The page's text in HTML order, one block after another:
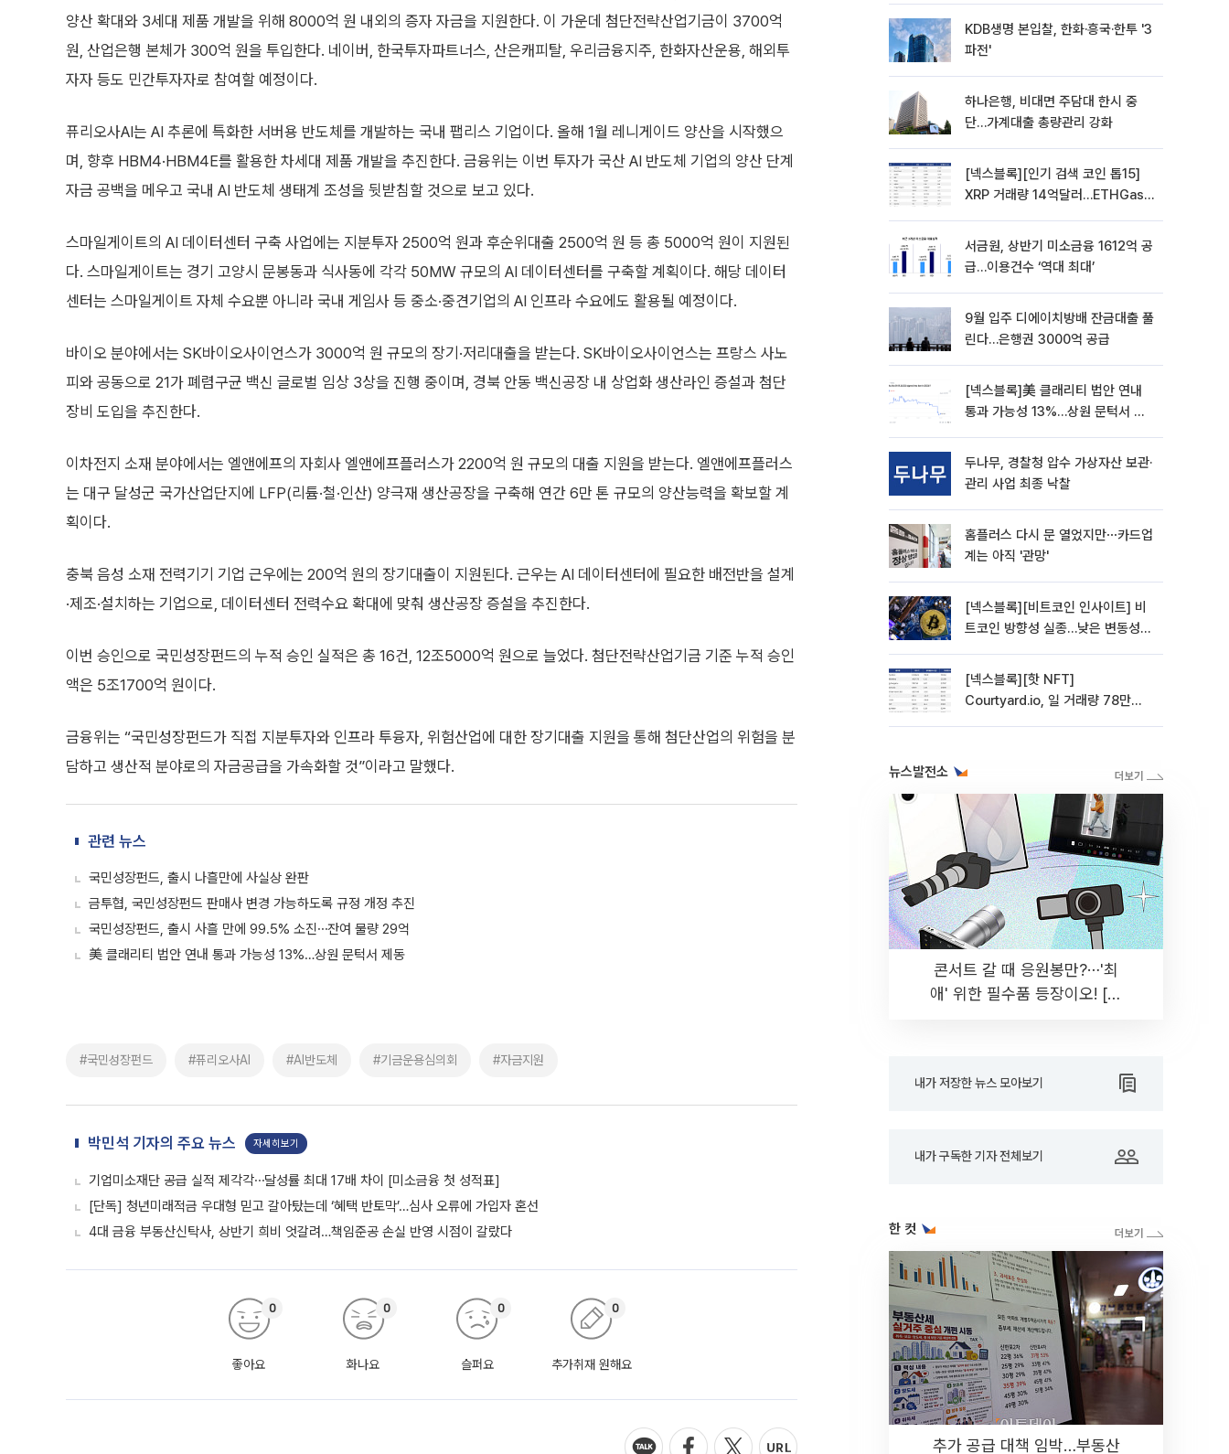
양산 확대와 3세대 제품 개발을 위해 8000억 원 내외의 증자 자금을 지원한다. 이 가운데 첨단전략산업기금이 3700억
원, 산업은행 본체가 300억 원을 투입한다. 네이버, 한국투자파트너스, 산은캐피탈, 우리금융지주, 한화자산운용, 해외투
자자 등도 민간투자자로 참여할 예정이다.
퓨리오사AI는 AI 추론에 특화한 서버용 반도체를 개발하는 국내 팹리스 기업이다. 올해 1월 레니게이드 양산을 시작했으
며, 향후 HBM4·HBM4E를 활용한 차세대 제품 개발을 추진한다. 금융위는 이번 투자가 국산 AI 반도체 기업의 양산 단계
자금 공백을 메우고 국내 AI 반도체 생태계 조성을 뒷받침할 것으로 보고 있다.
스마일게이트의 AI 데이터센터 구축 사업에는 지분투자 2500억 원과 후순위대출 2500억 원 등 총 5000억 원이 지원된
다. 스마일게이트는 경기 고양시 문봉동과 식사동에 각각 50MW 규모의 AI 데이터센터를 구축할 계획이다. 해당 데이터
센터는 스마일게이트 자체 수요뿐 아니라 국내 게임사 등 중소·중견기업의 AI 인프라 수요에도 활용될 예정이다.
바이오 분야에서는 SK바이오사이언스가 3000억 원 규모의 장기·저리대출을 받는다. SK바이오사이언스는 프랑스 사노
피와 공동으로 21가 폐렴구균 백신 글로벌 임상 3상을 진행 중이며, 경북 안동 백신공장 내 상업화 생산라인 증설과 첨단
장비 도입을 추진한다.
이차전지 소재 분야에서는 엘앤에프의 자회사 엘앤에프플러스가 2200억 원 규모의 대출 지원을 받는다. 엘앤에프플러스
는 대구 달성군 국가산업단지에 LFP(리튬·철·인산) 양극재 생산공장을 구축해 연간 6만 톤 규모의 양산능력을 확보할 계
획이다.
충북 음성 소재 전력기기 기업 근우에는 200억 원의 장기대출이 지원된다. 근우는 AI 데이터센터에 필요한 배전반을 설계
·제조·설치하는 기업으로, 데이터센터 전력수요 확대에 맞춰 생산공장 증설을 추진한다.
이번 승인으로 국민성장펀드의 누적 승인 실적은 총 16건, 12조5000억 원으로 늘었다. 첨단전략산업기금 기준 누적 승인
액은 5조1700억 원이다.
금융위는 “국민성장펀드가 직접 지분투자와 인프라 투융자, 위험산업에 대한 장기대출 지원을 통해 첨단산업의 위험을 분
담하고 생산적 분야로의 자금공급을 가속화할 것”이라고 말했다.
관련 뉴스
국민성장펀드, 출시 나흘만에 사실상 완판
금투협, 국민성장펀드 판매사 변경 가능하도록 규정 개정 추진
국민성장펀드, 출시 사흘 만에 99.5% 소진⋯잔여 물량 29억
美 클래리티 법안 연내 통과 가능성 13%…상원 문턱서 제동
#국민성장펀드 #퓨리오사AI #AI반도체 #기금운용심의회 #자금지원
박민석 기자의 주요 뉴스 자세히보기
기업미소재단 공급 실적 제각각⋯달성률 최대 17배 차이 [미소금융 첫 성적표]
[단독] 청년미래적금 우대형 믿고 갈아탔는데 ‘혜택 반토막’…심사 오류에 가입자 혼선
4대 금융 부동산신탁사, 상반기 희비 엇갈려…책임준공 손실 반영 시점이 갈랐다
좋아요
0
화나요
0
슬퍼요
0
추가취재 원해요
0
KDB생명 본입찰, 한화·흥국·한투 '3
파전'
하나은행, 비대면 주담대 한시 중
단…가계대출 총량관리 강화
[넥스블록][인기 검색 코인 톱15]
XRP 거래량 14억달러…ETHGas
서금원, 상반기 미소금융 1612억 공
급…이용건수 ‘역대 최대’
9월 입주 디에이치방배 잔금대출 풀
린다…은행권 3000억 공급
[넥스블록]美 클래리티 법안 연내
통과 가능성 13%…상원 문턱서 제
두나무, 경찰청 압수 가상자산 보관·
관리 사업 최종 낙찰
홈플러스 다시 문 열었지만⋯카드업
계는 아직 '관망'
[넥스블록][비트코인 인사이트] 비
트코인 방향성 실종…낮은 변동성에
[넥스블록][핫 NFT]
Courtyard.io, 일 거래량 78만
뉴스발전소
콘서트 갈 때 응원봉만?⋯'최
애' 위한 필수품 등장이오! [솔
내가 저장한 뉴스 모아보기
내가 구독한 기자 전체보기
한 컷
추가 공급 대책 임박…부동산